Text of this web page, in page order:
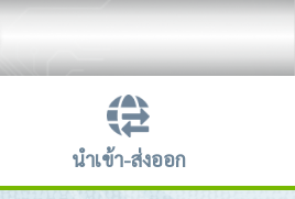
นำเข้า-ส่งออก